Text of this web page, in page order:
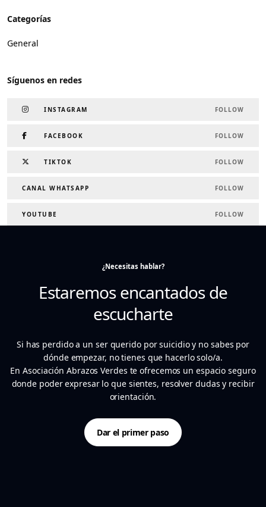
Categorías
General
Síguenos en redes
INSTAGRAM FOLLOW
FACEBOOK FOLLOW
TIKTOK FOLLOW
CANAL WHATSAPP FOLLOW
YOUTUBE FOLLOW
¿Necesitas hablar?
Estaremos encantados de
escucharte
Si has perdido a un ser querido por suicidio y no sabes por
dónde empezar, no tienes que hacerlo solo/a.
En Asociación Abrazos Verdes te ofrecemos un espacio seguro
donde poder expresar lo que sientes, resolver dudas y recibir
orientación.
Dar el primer paso